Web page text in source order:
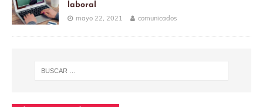
laboral
mayo 22, 2021 comunicados